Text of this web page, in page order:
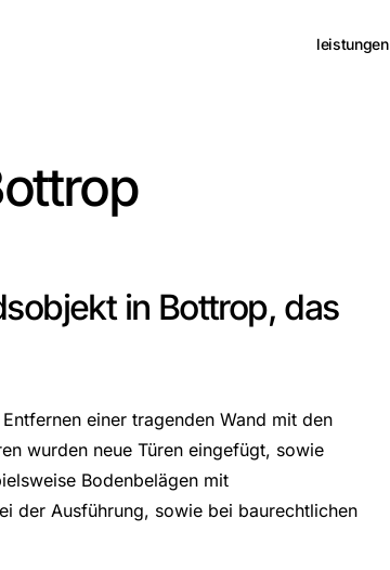
leistungen
in Bottrop, das
einer tragenden Wand mit den
wurden neue Türen eingefügt, sowie
Bodenbelägen mit
der Ausführung, sowie bei baurechtlichen